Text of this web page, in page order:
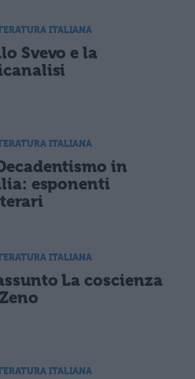
ITALIANA
Svevo e la
ITALIANA
in
esponenti
ITALIANA
La coscienza
ITALIANA